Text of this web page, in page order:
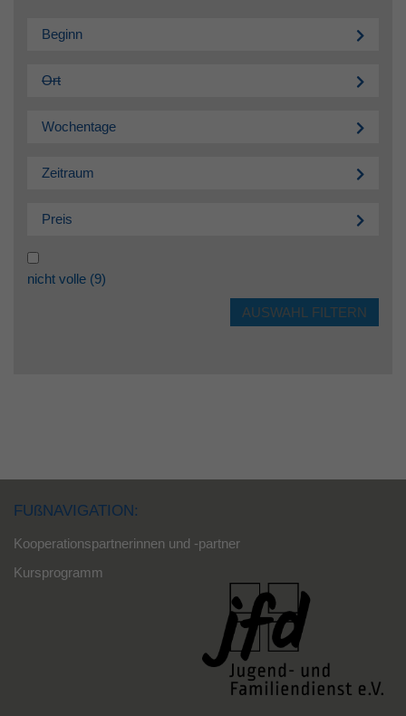
Beginn
Ort
Wochentage
Zeitraum
Preis
nicht volle (9)
FUßNAVIGATION:
Kooperationspartnerinnen und -partner
Kursprogramm